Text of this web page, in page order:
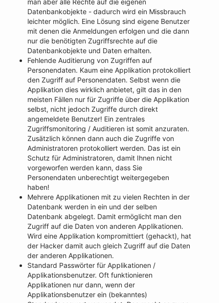
man aber alle Rechte auf die eigenen
Datenbankobjekte - dadurch wird ein Missbrauch
leichter möglich. Eine Lösung sind eigene Benutzer
mit denen die Anmeldungen erfolgen und die dann
nur die benötigten Zugriffsrechte auf die
Datenbankobjekte und Daten erhalten.
Fehlende Auditierung von Zugriffen auf
Personendaten. Kaum eine Applikation protokolliert
den Zugriff auf Personendaten. Selbst wenn die
Applikation dies wirklich anbietet, gilt das in den
meisten Fällen nur für Zugriffe über die Applikation
selbst, nicht jedoch Zugriffe durch direkt
angemeldete Benutzer! Ein zentrales
Zugriffsmonitoring / Auditieren ist somit anzuraten.
Zusätzlich können dann auch die Zugriffe von
Administratoren protokolliert werden. Das ist ein
Schutz für Administratoren, damit Ihnen nicht
vorgeworfen werden kann, dass Sie
Personendaten unberechtigt weitergegeben
haben!
Mehrere Applikationen mit zu vielen Rechten in der
Datenbank werden in ein und der selben
Datenbank abgelegt. Damit ermöglicht man den
Zugriff auf die Daten von anderen Applikationen.
Wird eine Applikation kompromittiert (gehackt), hat
der Hacker damit auch gleich Zugriff auf die Daten
der anderen Applikationen.
Standard Passwörter für Applikationen /
Applikationsbenutzer. Oft funktionieren
Applikationen nur dann, wenn der
Applikationsbenutzer ein (bekanntes)